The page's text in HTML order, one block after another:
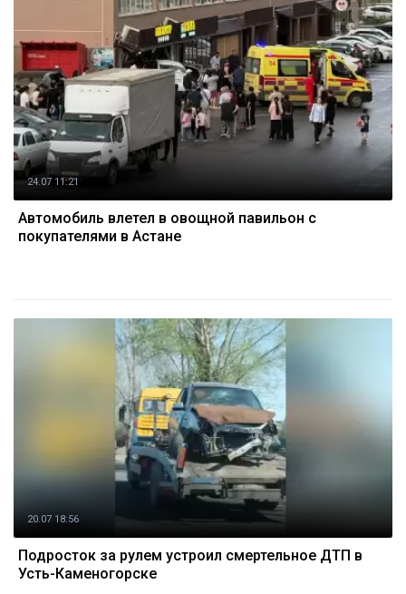
24.07 11:21
Автомобиль влетел в овощной павильон с
покупателями в Астане
20.07 18:56
Подросток за рулем устроил смертельное ДТП в
Усть-Каменогорске